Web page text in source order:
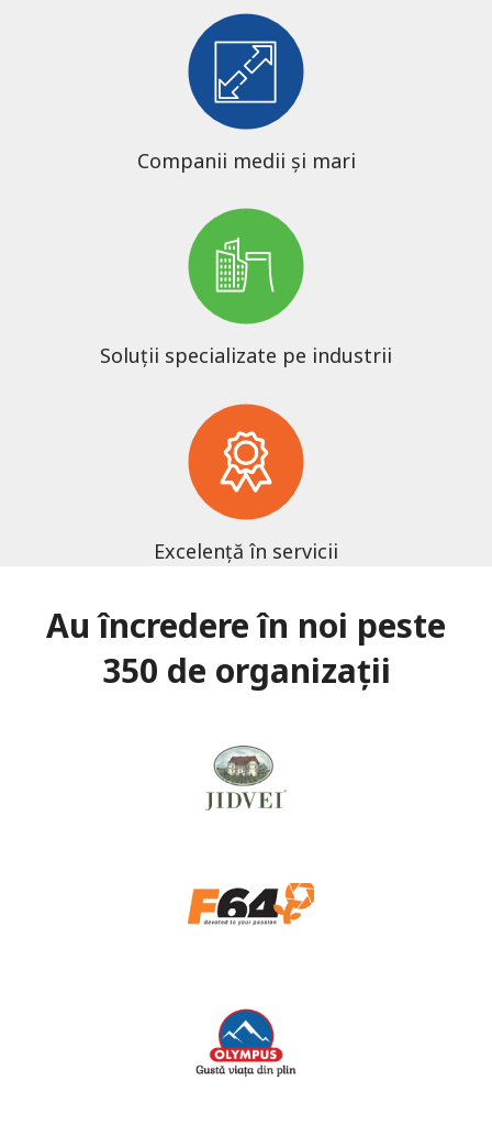
Companii medii și mari
Soluții specializate pe industrii
Excelență în servicii
Au încredere în noi peste
350 de organizații